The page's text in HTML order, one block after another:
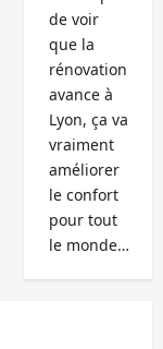
de voir
que la
rénovation
avance à
Lyon, ça va
vraiment
améliorer
le confort
pour tout
le monde…